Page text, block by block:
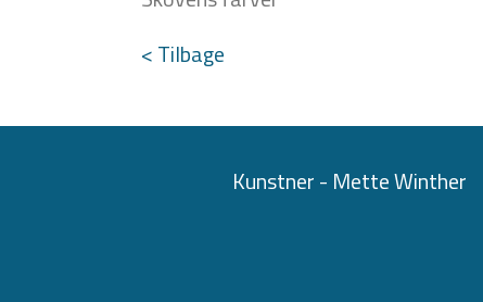
< Tilbage
Kunstner - Mette Winther